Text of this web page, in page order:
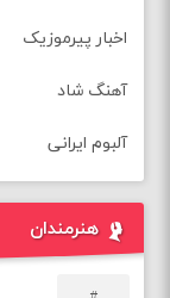
اخبار پیرموزیک
آهنگ شاد
آلبوم ایرانی
هنرمندان